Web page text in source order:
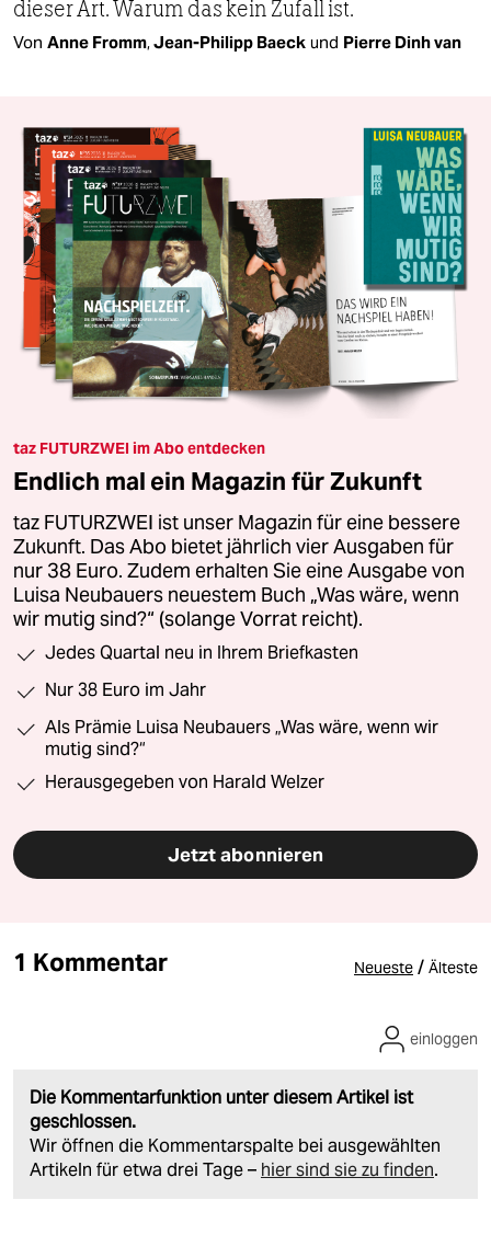
dieser Art. Warum das kein Zufall ist.
Von Anne Fromm,Jean-Philipp Baeck und Pierre Dinh van
taz FUTURZWEI im Abo entdecken
Endlich mal ein Magazin für Zukunft
taz FUTURZWEI ist unser Magazin für eine bessere
Zukunft. Das Abo bietet jährlich vier Ausgaben für
nur 38 Euro. Zudem erhalten Sie eine Ausgabe von
Luisa Neubauers neuestem Buch „Was wäre, wenn
wir mutig sind?“ (solange Vorrat reicht).
Jedes Quartal neu in Ihrem Briefkasten
Nur 38 Euro im Jahr
Als Prämie Luisa Neubauers „Was wäre, wenn wir
mutig sind?“
Herausgegeben von Harald Welzer
Jetzt abonnieren
1 Kommentar Neueste / Älteste
Die Kommentarfunktion unter diesem Artikel ist
geschlossen.
Wir öffnen die Kommentarspalte bei ausgewählten
Artikeln für etwa drei Tage – hier sind sie zu finden.
einloggen